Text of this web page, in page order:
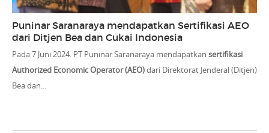
Puninar Saranaraya mendapatkan Sertifikasi AEO
dari Ditjen Bea dan Cukai Indonesia
Pada 7 Juni 2024. PT Puninar Saranaraya mendapatkan sertifikasi
Authorized Economic Operator (AEO)dari Direktorat Jenderal (Ditjen)
Bea dan...